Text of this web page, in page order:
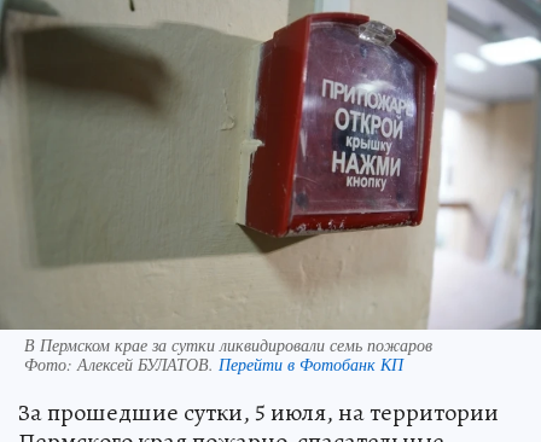
В Пермском крае за сутки ликвидировали семь пожаров
Фото:Алексей БУЛАТОВ. Перейти в Фотобанк КП
За прошедшие сутки, 5 июля, на территории